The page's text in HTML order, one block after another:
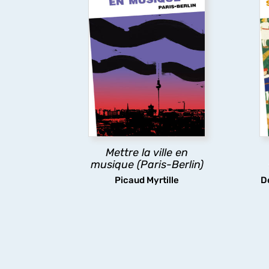
Mettre la ville en
musique (Paris-Berlin)
Picaud Myrtille
Mettre la ville en
musique (Paris-Berlin)
En croisant sociologie de la
culture, sociologie urbaine et
sociologie des professions,
Myrtille Picaud analyse les
hiérarchies et les
transformations des scènes
musicales contemporaines